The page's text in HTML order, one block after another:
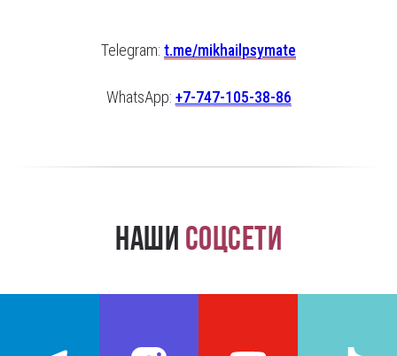
Telegram: t.me/mikhailpsymate
WhatsApp: +7-747-105-38-86
Наши соцсети